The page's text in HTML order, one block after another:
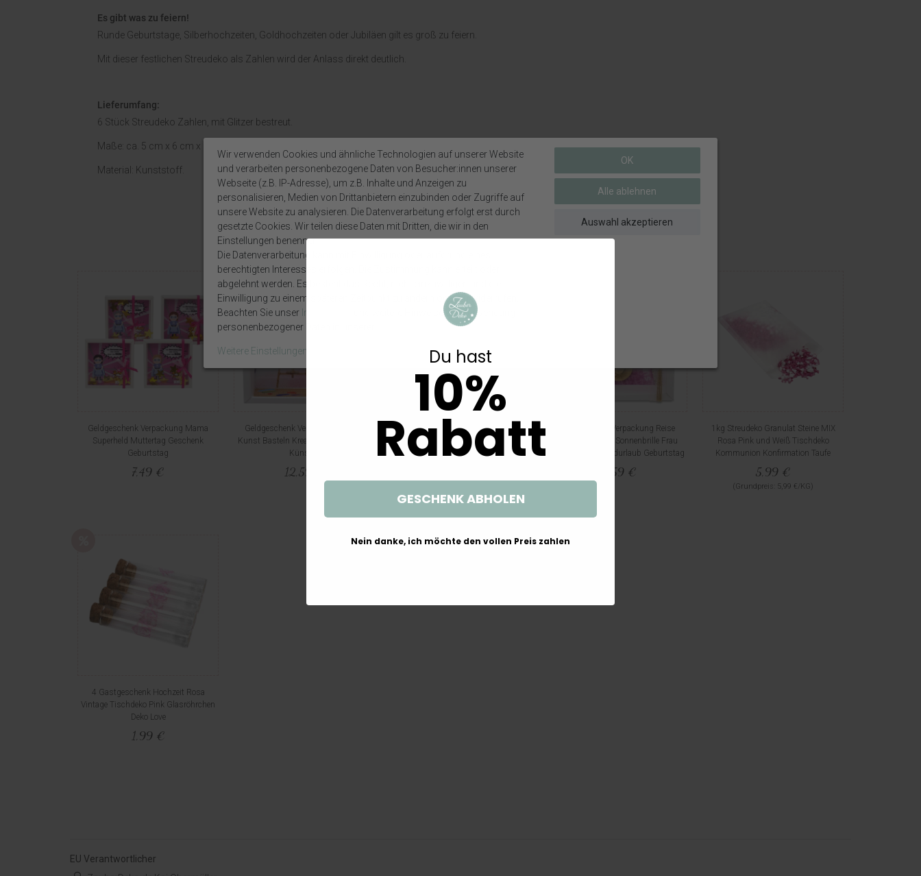
Es gibt was zu feiern!
Runde Geburtstage, Silberhochzeiten, Goldhochzeiten oder Jubiläen gilt es groß zu feiern.
Mit dieser festlichen Streudeko als Zahlen wird der Anlass direkt deutlich.
Lieferumfang:
6 Stück Streudeko Zahlen, mit Glitzer bestreut.
Maße: ca. 5 cm x 6 cm x 0,1 cm (HxBxT).
Material: Kunststoff.
Weitere interessante Artikel
Geldgeschenk Verpackung Mama
Superheld Muttertag Geschenk
Geburtstag
7,49 €
Geldgeschenk Verpackung Malen
Kunst Basteln Kreativität Geburtstag
Künstler
12,59 €
10m Tischläufer Tischband Leinen
Optik 20cm Pink Beere Tischdeko
Partydeko Hochzeit Geburtstag
Geldgeschenk Verpackung Reise
Urlaub Strohhut Sonnenbrille Frau
Strand Meer Strandurlaub Geburtstag
14,59 €
1kg Streudeko Granulat Steine MIX
Rosa Pink und Weiß Tischdeko
Kommunion Konfirmation Taufe
5,99 €
(Grundpreis: 5,99 €/KG)
4 Gastgeschenk Hochzeit Rosa
Vintage Tischdeko Pink Glasröhrchen
Deko Love
1,99 €
EU Verantwortlicher
Wir verwenden Cookies und ähnliche Technologien auf unserer Website
und verarbeiten personenbezogene Daten von Besucher:innen unserer
Webseite (z.B. IP-Adresse), um z.B. Inhalte und Anzeigen zu
personalisieren, Medien von Drittanbietern einzubinden oder Zugriffe auf
unsere Website zu analysieren. Die Datenverarbeitung erfolgt erst durch
gesetzte Cookies. Wir teilen diese Daten mit Dritten, die wir in den
Einstellungen benennen.
Die Datenverarbeitung kann mit Einwilligung oder aufgrund eines
berechtigten Interesses erfolgen. Die Zustimmung kann erteilt oder
abgelehnt werden. Es besteht das Recht, nicht einzuwilligen und die
Einwilligung zu einem späteren Zeitpunkt zu ändern oder zu widerrufen.
Beachten Sie unser Impressum
und weitere Hinweise zur Verwendung
personenbezogener Daten in unserer
Daten­schutz­erklärung
Weitere Einstellungen
OK
Alle ablehnen
Auswahl akzeptieren
Du hast
10%
Rabatt
GESCHENK ABHOLEN
Nein danke, ich möchte den vollen Preis zahlen